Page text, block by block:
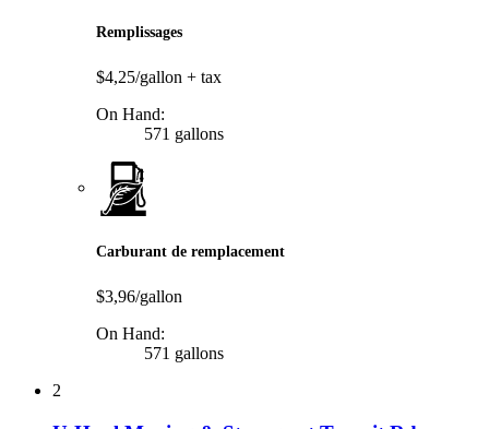
Remplissages
$4,25/gallon + tax
On Hand:
571 gallons
Carburant de remplacement
$3,96/gallon
On Hand:
571 gallons
2